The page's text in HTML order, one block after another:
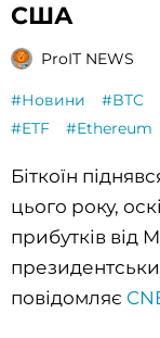
США
ProIT NEWS
#Новини #BTC
#ETF
#Ethereum
Біткоїн
цього року,
прибутків від
повідомляє